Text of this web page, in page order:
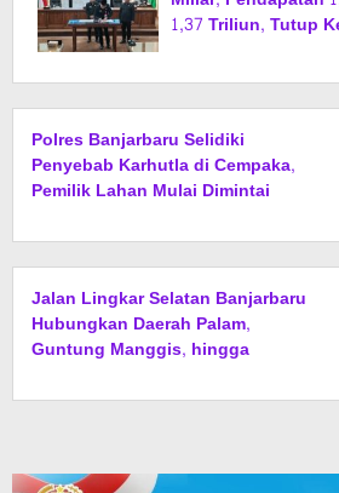
1,37 Triliun, Tutup
Polres Banjarbaru Selidiki
Penyebab Karhutla di Cempaka,
Pemilik Lahan Mulai Dimintai
Jalan Lingkar Selatan Banjarbaru
Hubungkan Daerah Palam,
Guntung Manggis, hingga
dan Buka Kawasan Baru